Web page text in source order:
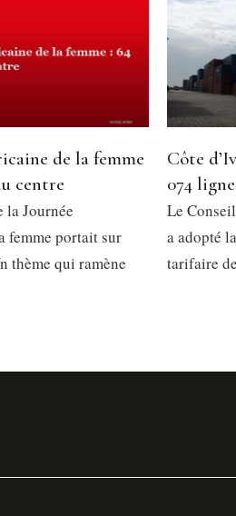
de la femme
centre
la Journée
femme portait sur
thème qui ramène
Côte
074
Le
a adopté
tarifaire